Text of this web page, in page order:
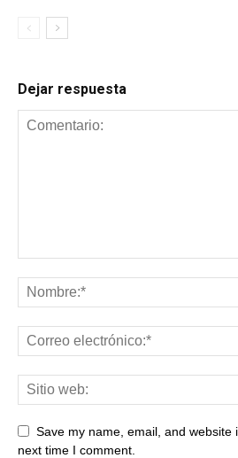
Dejar respuesta
Save my name, email, and website
next time I comment.